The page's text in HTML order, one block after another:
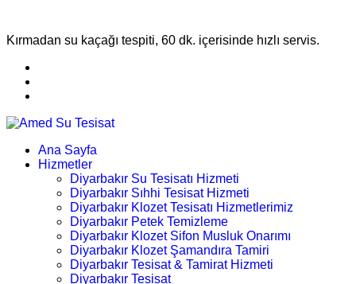
Kırmadan su kaçağı tespiti, 60 dk. içerisinde hızlı servis.
Ana Sayfa
Hizmetler
Diyarbakır Su Tesisatı Hizmeti
Diyarbakır Sıhhi Tesisat Hizmeti
Diyarbakır Klozet Tesisatı Hizmetlerimiz
Diyarbakır Petek Temizleme
Diyarbakır Klozet Sifon Musluk Onarımı
Diyarbakır Klozet Şamandıra Tamiri
Diyarbakır Tesisat & Tamirat Hizmeti
Diyarbakır Tesisat